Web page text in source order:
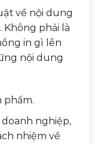
về nội dung
Không phải là
in gì lên
nội dung
phẩm.
nghiệp,
nhiệm về